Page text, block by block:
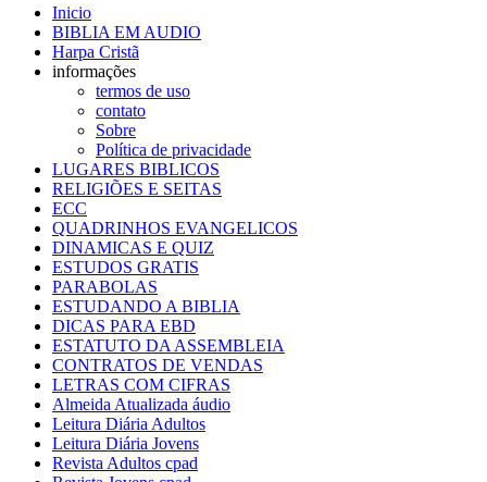
Inicio
BIBLIA EM AUDIO
Harpa Cristã
informações
termos de uso
contato
Sobre
Política de privacidade
LUGARES BIBLICOS
RELIGIÕES E SEITAS
ECC
QUADRINHOS EVANGELICOS
DINAMICAS E QUIZ
ESTUDOS GRATIS
PARABOLAS
ESTUDANDO A BIBLIA
DICAS PARA EBD
ESTATUTO DA ASSEMBLEIA
CONTRATOS DE VENDAS
LETRAS COM CIFRAS
Almeida Atualizada áudio
Leitura Diária Adultos
Leitura Diária Jovens
Revista Adultos cpad